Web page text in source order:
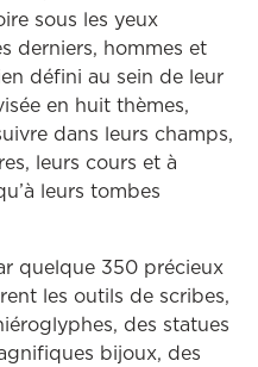
sous les yeux
derniers, hommes et
défini au sein de leur
en huit thèmes,
dans leurs champs,
leurs cours et à
leurs tombes
quelque 350 précieux
les outils de scribes,
des statues
bijoux, des